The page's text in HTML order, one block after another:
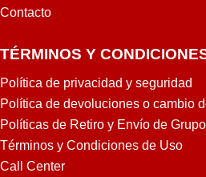
Contacto
TÉRMINOS Y
Política de privacidad y seguridad
Política de devoluciones o cambio
Políticas de Retiro y Envío de
Términos y Condiciones de Uso
Call Center